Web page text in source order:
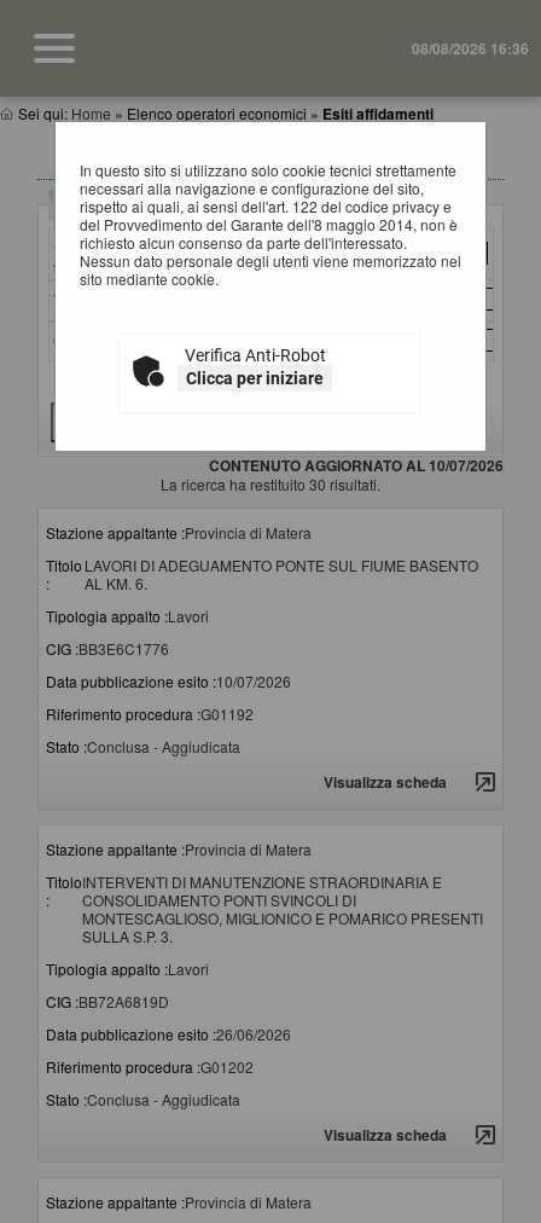
08/08/2026 16:36
Sei qui: Home » Elenco operatori economici » Esiti affidamenti
In questo sito si utilizzano solo cookie tecnici strettamente
necessari alla navigazione e configurazione del sito,
rispetto ai quali, ai sensi dell'art. 122 del codice privacy e
del Provvedimento del Garante dell'8 maggio 2014, non è
richiesto alcun consenso da parte dell'interessato.
Nessun dato personale degli utenti viene memorizzato nel
sito mediante cookie.
Verifica Anti-Robot
Clicca per iniziare
ESITI AFFIDAMENTI
Criteri di ricerca
Stazione
appaltante :
Titolo :
CIG :
Criteri di ricerca avanzati
CONTENUTO AGGIORNATO AL 10/07/2026
La ricerca ha restituito 30 risultati.
Stazione appaltante :Provincia di Matera
Titolo
:
LAVORI DI ADEGUAMENTO PONTE SUL FIUME BASENTO
AL KM. 6.
Tipologia appalto :Lavori
CIG :BB3E6C1776
Data pubblicazione esito :10/07/2026
Riferimento procedura :G01192
Stato :Conclusa - Aggiudicata
Visualizza scheda
Stazione appaltante :Provincia di Matera
Titolo
:
INTERVENTI DI MANUTENZIONE STRAORDINARIA E
CONSOLIDAMENTO PONTI SVINCOLI DI
MONTESCAGLIOSO, MIGLIONICO E POMARICO PRESENTI
SULLA S.P. 3.
Tipologia appalto :Lavori
CIG :BB72A6819D
Data pubblicazione esito :26/06/2026
Riferimento procedura :G01202
Stato :Conclusa - Aggiudicata
Visualizza scheda
Stazione appaltante :Provincia di Matera